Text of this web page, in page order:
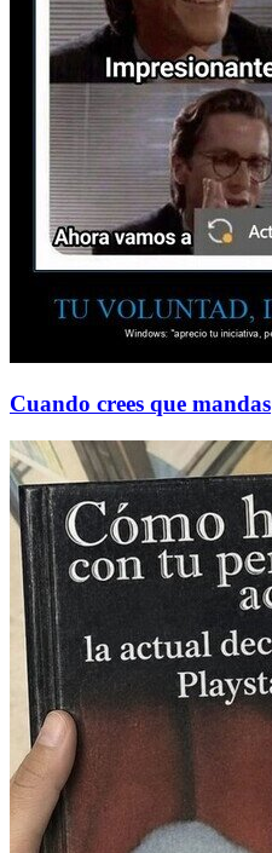
Cuando crees que mandas